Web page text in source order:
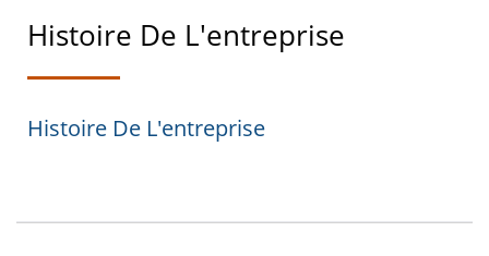
Histoire De L'entreprise
Histoire De L'entreprise